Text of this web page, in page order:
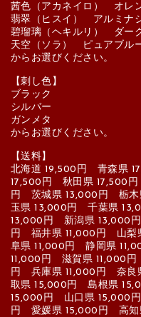
茜色（アカネイロ） オレ
翡翠（ヒスイ） アルミナ
碧瑠璃（ヘキルリ） ダー
天空（ソラ） ピュアブル
からお選びください。
【刺し色】
ブラック
シルバー
ガンメタ
からお選びください。
【送料】
北海道 19,500円 青森県
17,500円 秋田県 17,500
円 茨城県 13,000円 栃
玉県 13,000円 千葉県
13,000円 新潟県 13,000
円 福井県 11,000円 山
阜県 11,000円 静岡県
11,000円 滋賀県 11,000
円 兵庫県 11,000円 奈良
取県 15,000円 島根県
15,000円 山口県 15,000
円 愛媛県 15,000円 高